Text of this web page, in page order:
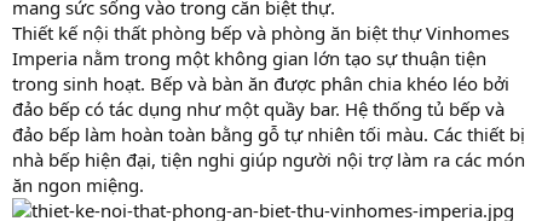
mang sức sống vào trong căn biệt thự.
Thiết kế nội thất phòng bếp và phòng ăn biệt thự Vinhomes
Imperia nằm trong một không gian lớn tạo sự thuận tiện
trong sinh hoạt. Bếp và bàn ăn được phân chia khéo léo bởi
đảo bếp có tác dụng như một quầy bar. Hệ thống tủ bếp và
đảo bếp làm hoàn toàn bằng gỗ tự nhiên tối màu. Các thiết bị
nhà bếp hiện đại, tiện nghi giúp người nội trợ làm ra các món
ăn ngon miệng.